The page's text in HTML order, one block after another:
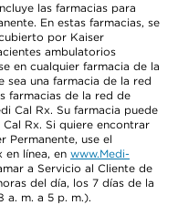
las farmacias para
En estas farmacias, se
por Kaiser
ambulatorios
en cualquier farmacia de la
sea una farmacia de la red
farmacias de la red de
Cal Rx. Su farmacia puede
Rx. Si quiere encontrar
Permanente, use el
en línea, en www.Medi-
a Servicio al Cliente de
del día, los 7 días de la
a. m. a 5 p. m.).